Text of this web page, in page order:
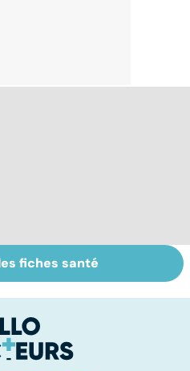
La tuberculose
pulmonaire
fiches santé